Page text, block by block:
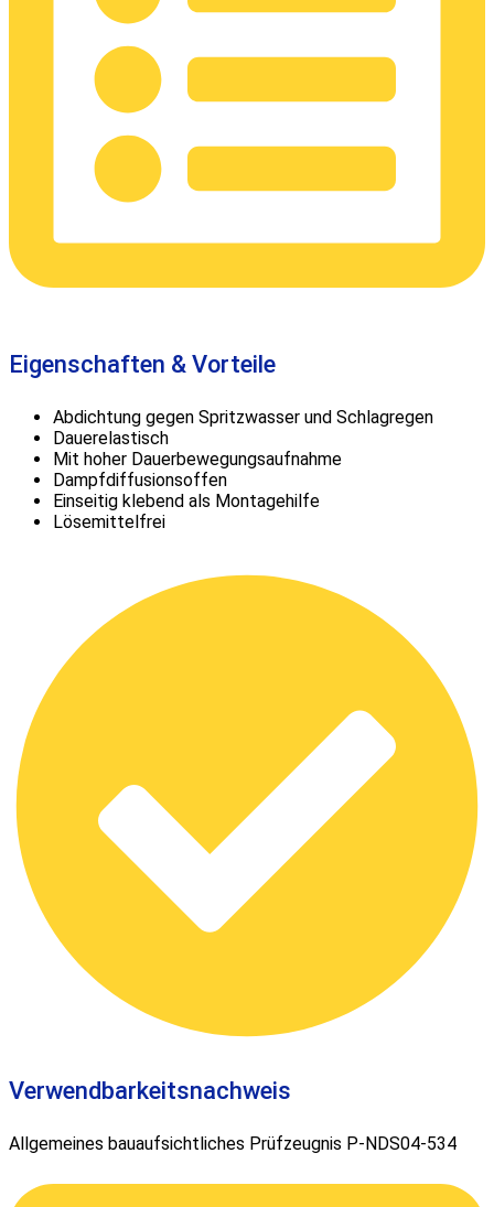
Eigenschaften & Vorteile
Abdichtung gegen Spritzwasser und Schlagregen
Dauerelastisch
Mit hoher Dauerbewegungsaufnahme
Dampfdiffusionsoffen
Einseitig klebend als Montagehilfe
Lösemittelfrei
Verwendbarkeitsnachweis
Allgemeines bauaufsichtliches Prüfzeugnis P-NDS04-534